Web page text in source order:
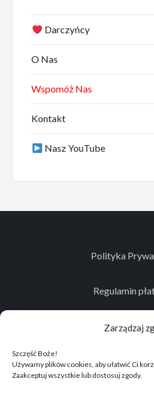
Zarządzaj
Szczęść Boże!
Używamy plików cookies, aby ułatwić Ci
Zaakceptuj wszystkie lub dostosuj zgody.
Darczyńcy
O Nas
Wspomóż Nas
Kontakt
Nasz YouTube
Polityka
Regulamin
Kontakt